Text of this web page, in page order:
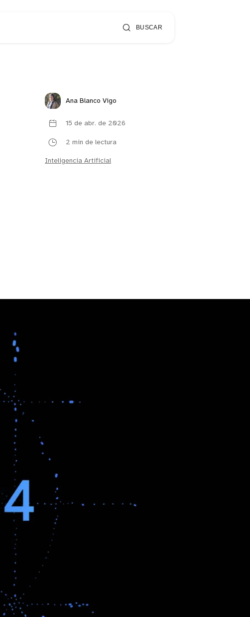
BUSCAR
Ana Blanco Vigo
15 de abr. de 2026
2 min de lectura
Inteligencia Artificial